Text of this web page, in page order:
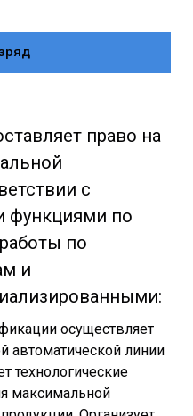
право на
с
функциями по
по
и
осуществляет
автоматической линии
технологические
максимальной